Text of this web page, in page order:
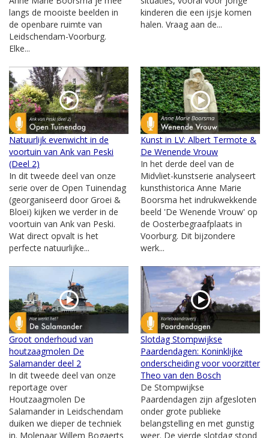
langs de mooiste beelden in
de openbare ruimte van
Leidschendam-Voorburg.
Elke...
kinderen die een ijsje komen
halen. Vraag aan de...
Natuurlijk evenwicht in de
voortuin van Ank van Peski
(Deel 2)
In dit tweede deel van onze
serie over de Open Tuinendag
(georganiseerd door Groei &
Bloei) kijken we verder in de
voortuin van Ank van Peski.
Wat direct opvalt is het
perfecte natuurlijke...
Kunst in LV: Albert Termote &
De Wenende Vrouw
In het derde deel van de
Midvliet-kunstserie analyseert
kunsthistorica Anne Marie
Boorsma het indrukwekkende
beeld 'De Wenende Vrouw' op
de Oosterbegraafplaats in
Voorburg. Dit bijzondere
werk...
Groot onderhoud van
houtzaagmolen De
Salamander deel 2
In dit tweede deel van onze
reportage over
Houtzaagmolen De
Salamander in Leidschendam
duiken we dieper de techniek
in. Molenaar Willem Bogaerts
Slotdag Stompwijkse
Paardendagen: Koninklijke
onderscheiding voor voorzitter
Theo van den Bosch
De Stompwijkse
Paardendagen zijn afgesloten
onder grote publieke
belangstelling en met gunstig
weer. De vierde slotdag stond